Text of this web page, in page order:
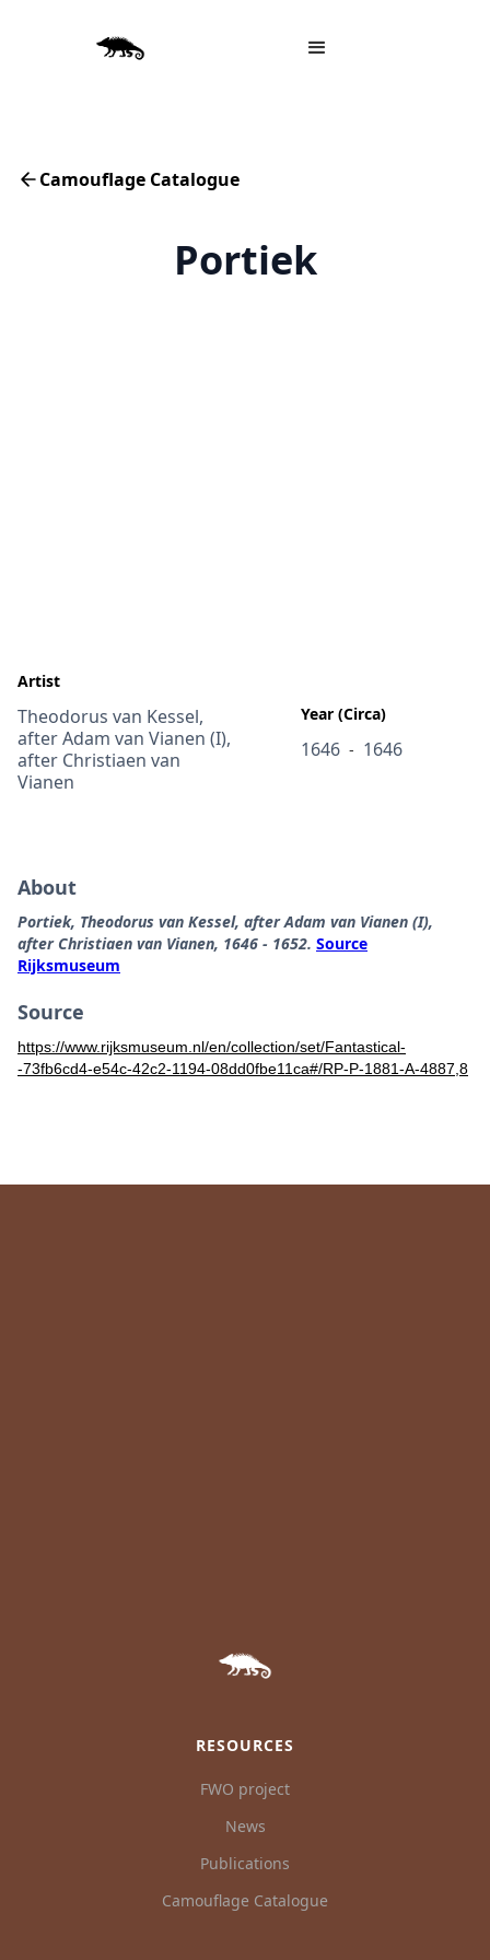
Camouflage Catalogue
Portiek
Artist
Theodorus van Kessel,
after Adam van Vianen (I),
after Christiaen van
Vianen
Year (Circa)
1646 - 1646
About
Portiek, Theodorus van Kessel, after Adam van Vianen (I),
after Christiaen van Vianen, 1646 - 1652. Source
Rijksmuseum
Source
https://www.rijksmuseum.nl/en/collection/set/Fantastical-
-73fb6cd4-e54c-42c2-1194-08dd0fbe11ca#/RP-P-1881-A-4887,8
RESOURCES
FWO project
News
Publications
Camouflage Catalogue